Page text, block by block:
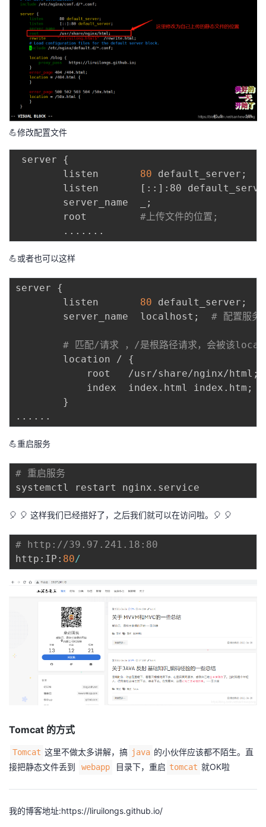
💪修改配置文件
server {
        listen
80 default_server ;
        listen
[ :: ] :80
        server_name  _
;
        root
#上传文件的位置;
.. .. ..
💪或者也可以这样
server {
        listen
80 default_server ;
        server_name  localhost
; # 配置服务
# 匹配/请求 ，/是根路径请求，会被该
        location /
{
            root   /usr/share/nginx/html
;
            index  index.html index.htm
;
}
.. .. ..
💪重启服务
# 重启服务
🎈 🎈 这样我们已经搭好了，之后我们就可以在访问啦。🎈 🎈
# http://39.97.241.18:80
http : IP : 80/
Tomcat 的方式
Tomcat 这里不做太多讲解，搞 java 的小伙伴应该都不陌生。直
接把静态文件丢到
webapp 目录下，重启 tomcat 就OK啦
我的博客地址:https://liruilongs.github.io/